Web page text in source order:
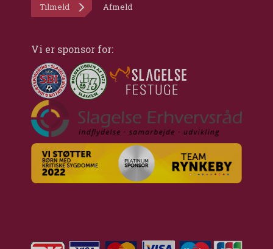
Tilmeld Afmeld
Vi er sponsor for: